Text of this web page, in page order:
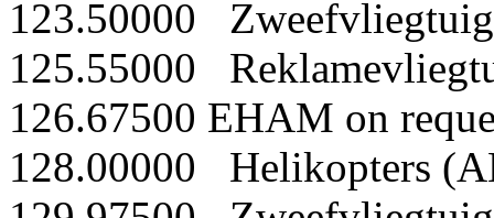
123.50000
125.55000
126.67500 EHAM on
128.00000 Helikopters